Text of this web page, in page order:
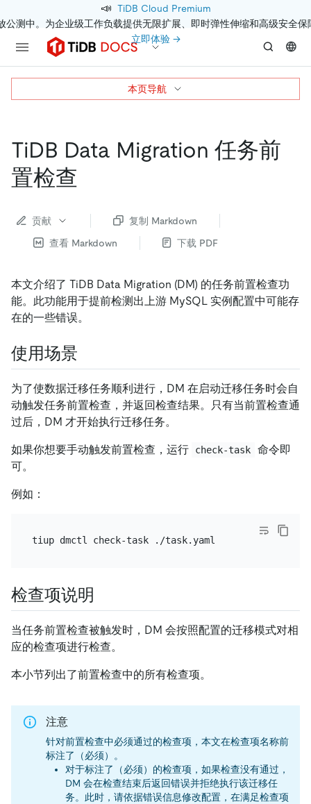
📣 TiDB Cloud Premium
公测中。为企业级工作负载提供无限扩展、即时弹性伸缩和高级安全保
立即体验 →
TiDB Data Migration 任务前
置检查
贡献
复制 Markdown
查看 Markdown
下载 PDF
本文介绍了 TiDB Data Migration (DM) 的任务前置检查功
能。此功能用于提前检测出上游 MySQL 实例配置中可能存
在的一些错误。
使用场景
为了使数据迁移任务顺利进行，DM 在启动迁移任务时会自
动触发任务前置检查，并返回检查结果。只有当前置检查通
过后，DM 才开始执行迁移任务。
如果你想要手动触发前置检查，运行 check-task
命令即
可。
例如：
检查项说明
当任务前置检查被触发时，DM 会按照配置的迁移模式对相
应的检查项进行检查。
本小节列出了前置检查中的所有检查项。
注意
针对前置检查中必须通过的检查项，本文在检查项名称前
标注了（必须）。
对于标注了（必须）的检查项，如果检查没有通过，
DM 会在检查结束后返回错误并拒绝执行该迁移任
务。此时，请依据错误信息修改配置，在满足检查项
本页导航